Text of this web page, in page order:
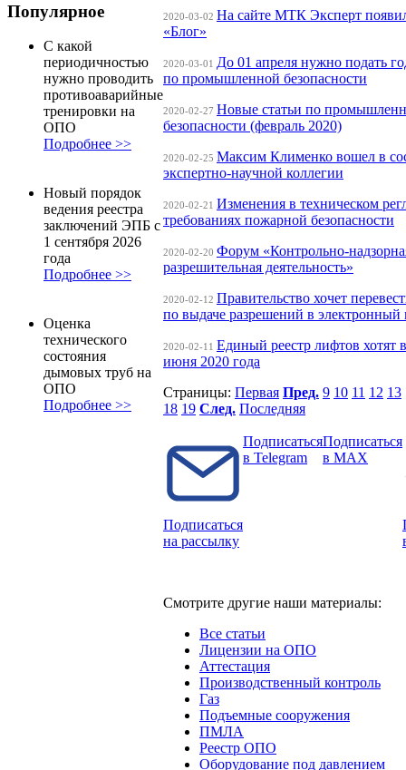
Популярное
С какой
периодичностью
нужно проводить
противоаварийные
тренировки на
ОПО
Подробнее >>
Новый порядок
ведения реестра
заключений ЭПБ с
1 сентября 2026
года
Подробнее >>
Оценка
технического
состояния
дымовых труб на
ОПО
Подробнее >>
2020-03-02 На сайте МТК Эксперт
«Блог»
2020-03-01 До 01 апреля нужно подать
по промышленной безопасности
2020-02-27 Новые статьи по
безопасности (февраль 2020)
2020-02-25 Максим Клименко вошел в
экспертно-научной коллегии
2020-02-21 Изменения в техническом
требованиях пожарной безопасности
2020-02-20 Форум «Контрольно-
разрешительная деятельность»
2020-02-12 Правительство хочет
по выдаче разрешений в электронный
2020-02-11 Единый реестр лифтов хотят
июня 2020 года
Страницы: Первая Пред. 9 10 11 12 13
18 19 След. Последняя
Подписаться
на рассылку
Подписаться
в Telegram
Подписаться
в MAX
Смотрите другие наши материалы:
Все статьи
Лицензии на ОПО
Аттестация
Производственный контроль
Газ
Подъемные сооружения
ПМЛА
Реестр ОПО
Оборудование под давлением